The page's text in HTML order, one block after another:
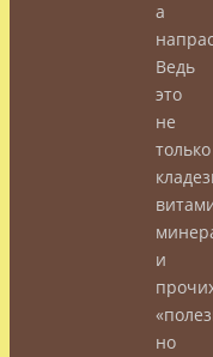
а
Ведь
это
не
только
и
но